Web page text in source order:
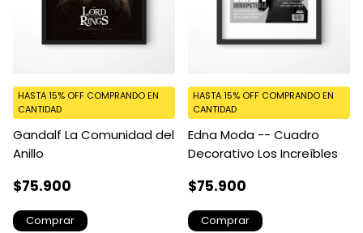
Gandalf La Comunidad del
Anillo
$75.900
HASTA 15% OFF COMPRANDO EN
CANTIDAD
Comprar
Edna Moda -- Cuadro
Decorativo Los Increíbles
$75.900
HASTA 15% OFF COMPRANDO EN
CANTIDAD
Comprar